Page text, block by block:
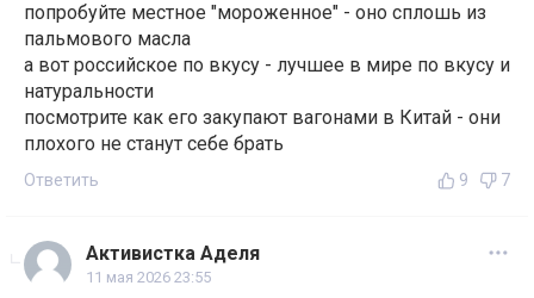
попробуйте местное "мороженное" - оно сплошь из
пальмового масла
а вот российское по вкусу - лучшее в мире по вкусу и
натуральности
посмотрите как его закупают вагонами в Китай - они
плохого не станут себе брать
Ответить 9 7
Активистка Аделя
11 мая 2026 23:55